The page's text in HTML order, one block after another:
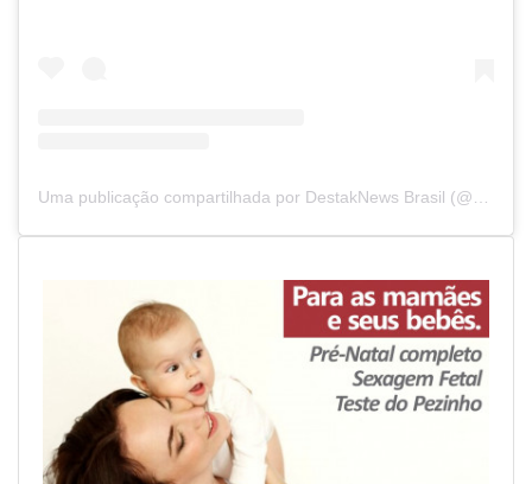
Uma publicação compartilhada por DestakNews Brasil (@destaknewsbrasiloficial)